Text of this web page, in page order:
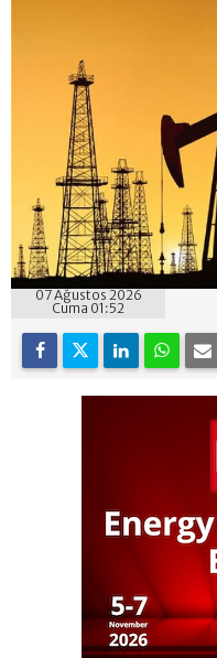
07 Ağustos 2026
Cuma 01:52